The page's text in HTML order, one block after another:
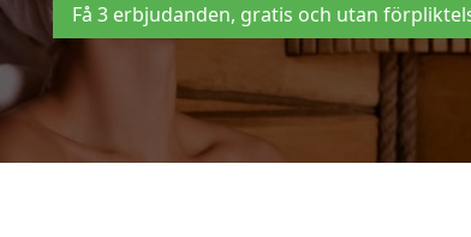
Få 3 erbjudanden, gratis och utan